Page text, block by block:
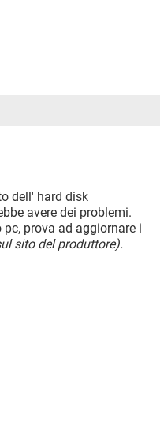
dell' hard disk
avere dei problemi.
prova ad aggiornare i
sito del produttore).